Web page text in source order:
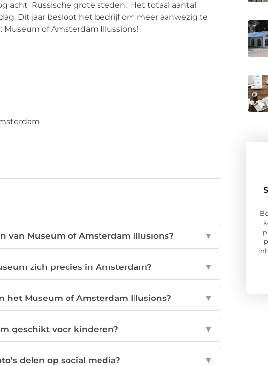
acht Russische grote steden. Het totaal aantal
Dit jaar besloot het bedrijf om meer aanwezig te
of Amsterdam Illussions!
van Museum of Amsterdam Illusions? ▼
zich precies in Amsterdam? ▼
het Museum of Amsterdam Illusions? ▼
geschikt voor kinderen? ▼
delen op social media? ▼